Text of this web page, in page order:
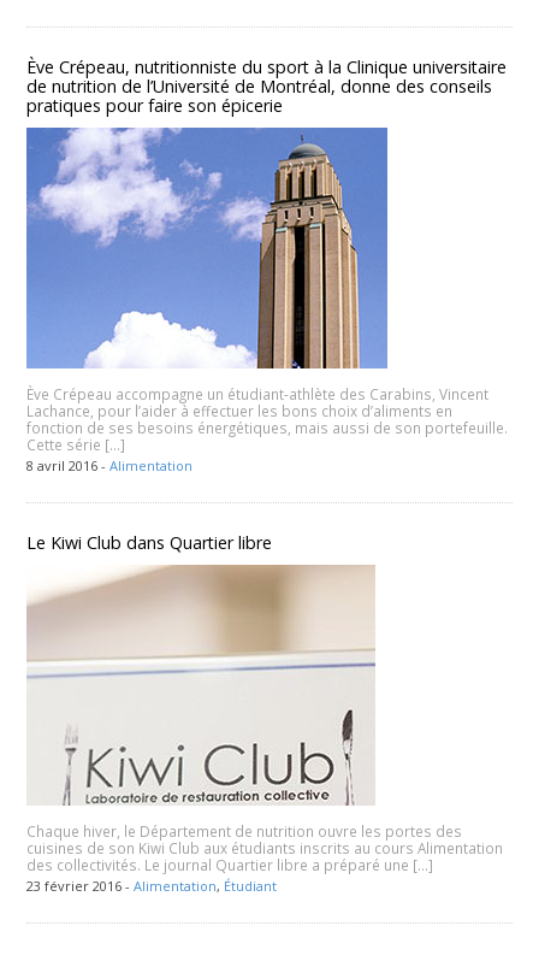
Ève Crépeau, nutritionniste du sport à la Clinique universitaire
de nutrition de l’Université de Montréal, donne des conseils
pratiques pour faire son épicerie
Ève Crépeau accompagne un étudiant-athlète des Carabins, Vincent
Lachance, pour l’aider à effectuer les bons choix d’aliments en
fonction de ses besoins énergétiques, mais aussi de son portefeuille.
Cette série […]
8 avril 2016 -Alimentation
Le Kiwi Club dans Quartier libre
Chaque hiver, le Département de nutrition ouvre les portes des
cuisines de son Kiwi Club aux étudiants inscrits au cours Alimentation
des collectivités. Le journal Quartier libre a préparé une […]
23 février 2016 -Alimentation, Étudiant